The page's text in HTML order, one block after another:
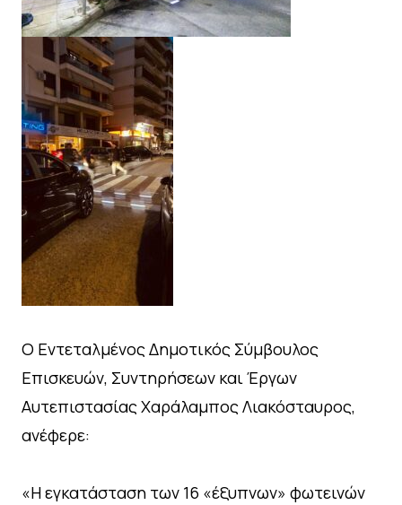
Ο Εντεταλμένος Δημοτικός Σύμβουλος
Επισκευών, Συντηρήσεων και Έργων
Αυτεπιστασίας Χαράλαμπος Λιακόσταυρος,
ανέφερε:
«Η εγκατάσταση των 16 «έξυπνων» φωτεινών